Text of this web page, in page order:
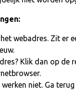
webadres. Zit er
Klik dan op de
werken niet. Ga